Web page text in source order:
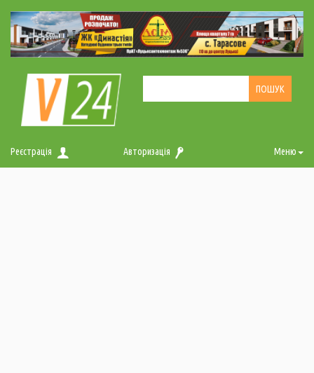
Реєстрація Авторизація Меню